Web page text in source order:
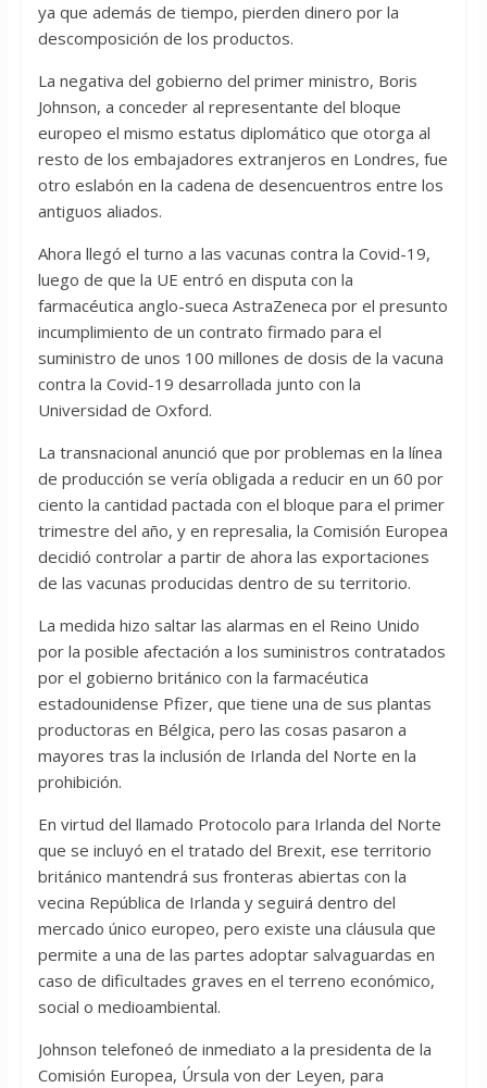
ya que además de tiempo, pierden dinero por la
descomposición de los productos.
La negativa del gobierno del primer ministro, Boris
Johnson, a conceder al representante del bloque
europeo el mismo estatus diplomático que otorga al
resto de los embajadores extranjeros en Londres, fue
otro eslabón en la cadena de desencuentros entre los
antiguos aliados.
Ahora llegó el turno a las vacunas contra la Covid-19,
luego de que la UE entró en disputa con la
farmacéutica anglo-sueca AstraZeneca por el presunto
incumplimiento de un contrato firmado para el
suministro de unos 100 millones de dosis de la vacuna
contra la Covid-19 desarrollada junto con la
Universidad de Oxford.
La transnacional anunció que por problemas en la línea
de producción se vería obligada a reducir en un 60 por
ciento la cantidad pactada con el bloque para el primer
trimestre del año, y en represalia, la Comisión Europea
decidió controlar a partir de ahora las exportaciones
de las vacunas producidas dentro de su territorio.
La medida hizo saltar las alarmas en el Reino Unido
por la posible afectación a los suministros contratados
por el gobierno británico con la farmacéutica
estadounidense Pfizer, que tiene una de sus plantas
productoras en Bélgica, pero las cosas pasaron a
mayores tras la inclusión de Irlanda del Norte en la
prohibición.
En virtud del llamado Protocolo para Irlanda del Norte
que se incluyó en el tratado del Brexit, ese territorio
británico mantendrá sus fronteras abiertas con la
vecina República de Irlanda y seguirá dentro del
mercado único europeo, pero existe una cláusula que
permite a una de las partes adoptar salvaguardas en
caso de dificultades graves en el terreno económico,
social o medioambiental.
Johnson telefoneó de inmediato a la presidenta de la
Comisión Europea, Úrsula von der Leyen, para